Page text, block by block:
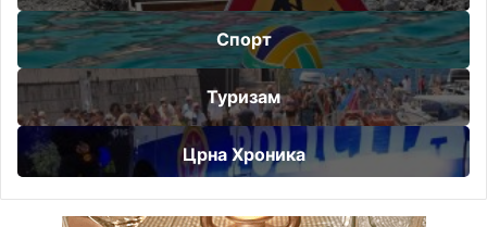
Спорт
Туризам
Црна Хроника